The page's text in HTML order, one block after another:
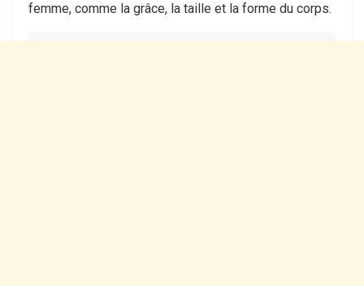
femme, comme la grâce, la taille et la forme du corps.